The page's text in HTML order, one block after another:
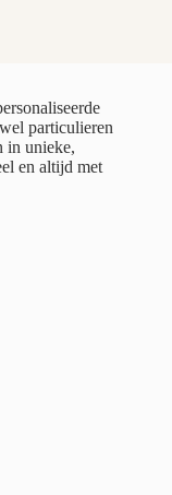
particulieren
in unieke,
en altijd met